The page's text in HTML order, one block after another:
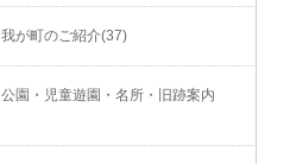
我が町のご紹介(37)
公園・児童遊園・名所・旧跡案内